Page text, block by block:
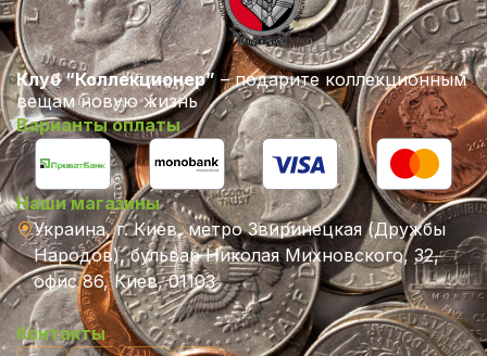
Клуб “Коллекционер” – подарите коллекционным
вещам новую жизнь
Варианты оплаты
Наши магазины
Украина, г. Киев, метро Звиринецкая (Дружбы
Народов), бульвар Николая Михновского, 32,
офис 86, Киев, 01103
Контакты